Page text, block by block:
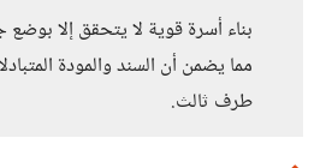
بناء أسرة قوية لا يتحقق إلا
مما يضمن أن السند والمودة
طرف ثالث.